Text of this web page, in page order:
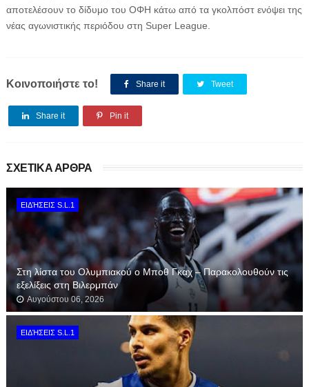
αποτελέσουν το δίδυμο του ΟΦΗ κάτω από τα γκολπόστ ενόψει της
νέας αγωνιστικής περιόδου στη Super League.
Κοινοποιήστε το! Share it Tweet
Share it Pin it
ΣΧΕΤΙΚΑ ΑΡΘΡΑ
ΕΙΔΉΣΕΙΣ S.L.1
Στη λίστα του Ολυμπιακού ο Μποθ Γκαχ – Παρακολουθούν τις
εξελίξεις στη Βιλερμπάν
Αυγούστου 06, 2026
ΕΙΔΉΣΕΙΣ S.L.1